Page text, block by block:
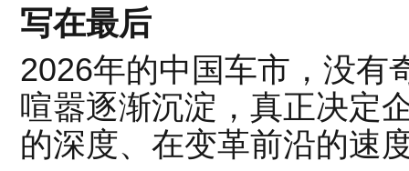
写在最后
2026年的中国车市，没有
喧嚣逐渐沉淀，真正决定
的深度、在变革前沿的速